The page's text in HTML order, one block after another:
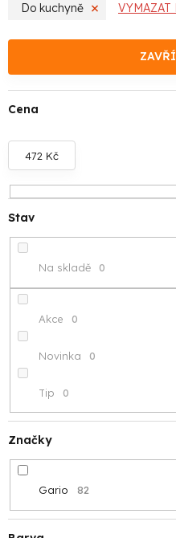
í
o
d
u
k
ů
Do kuchyně VYMAZAT
Cena
472 Kč
Stav
Na skladě 0
Akce 0
Novinka 0
Tip 0
Značky
Gario 82